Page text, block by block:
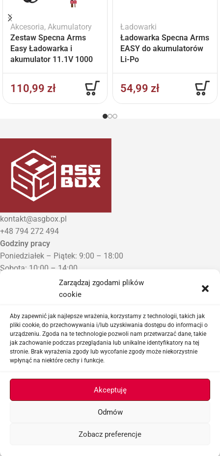
Zarządzaj zgodami plików
cookie
Aby zapewnić jak najlepsze wrażenia, korzystamy z technologii, takich jak
pliki cookie, do przechowywania i/lub uzyskiwania dostępu do informacji o
urządzeniu. Zgoda na te technologie pozwoli nam przetwarzać dane, takie
jak zachowanie podczas przeglądania lub unikalne identyfikatory na tej
stronie. Brak wyrażenia zgody lub wycofanie zgody może niekorzystnie
wpłynąć na niektóre cechy i funkcje.
Akceptuję
Odmów
Zobacz preferencje
Akcesoria, Akumulatory
Zestaw Specna Arms
Easy Ładowarka i
akumulator 11.1V 1000
110,99 zł
Ładowarki
Ładowarka Specna Arms
EASY do akumulatorów
Li-Po
54,99 zł
kontakt@asgbox.pl
+48 794 272 494
Godziny pracy
Poniedziałek – Piątek: 9:00 – 18:00
Sobota: 10:00 – 14:00
Niedziela: Zamknięte
Punkt Odbioru zamówień
Proszę o wcześniejszy kontakt telefoniczny
Sklep airsoftowy i serwis replik ASG